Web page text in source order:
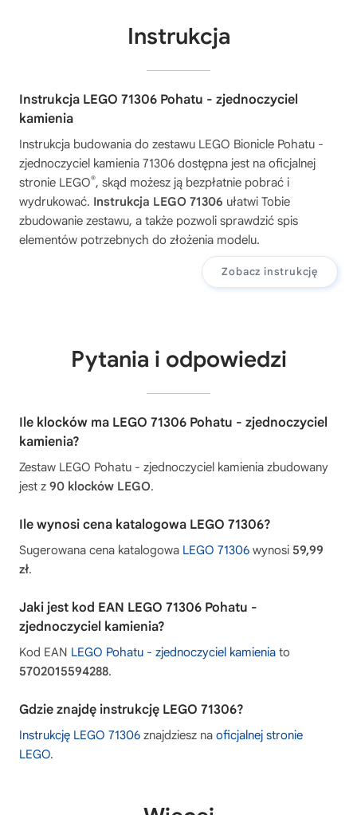
Instrukcja
Instrukcja LEGO 71306 Pohatu - zjednoczyciel
kamienia
Instrukcja budowania do zestawu LEGO Bionicle Pohatu -
zjednoczyciel kamienia 71306 dostępna jest na oficjalnej
stronie LEGO®, skąd możesz ją bezpłatnie pobrać i
wydrukować. Instrukcja LEGO 71306 ułatwi Tobie
zbudowanie zestawu, a także pozwoli sprawdzić spis
elementów potrzebnych do złożenia modelu.
Zobacz instrukcję
Pytania i odpowiedzi
Ile klocków ma LEGO 71306 Pohatu - zjednoczyciel
kamienia?
Zestaw LEGO Pohatu - zjednoczyciel kamienia zbudowany
jest z 90 klocków LEGO.
Ile wynosi cena katalogowa LEGO 71306?
Sugerowana cena katalogowa LEGO 71306 wynosi 59,99
zł.
Jaki jest kod EAN LEGO 71306 Pohatu -
zjednoczyciel kamienia?
Kod EAN LEGO Pohatu - zjednoczyciel kamienia to
5702015594288.
Gdzie znajdę instrukcję LEGO 71306?
Instrukcję LEGO 71306 znajdziesz na oficjalnej stronie
LEGO.